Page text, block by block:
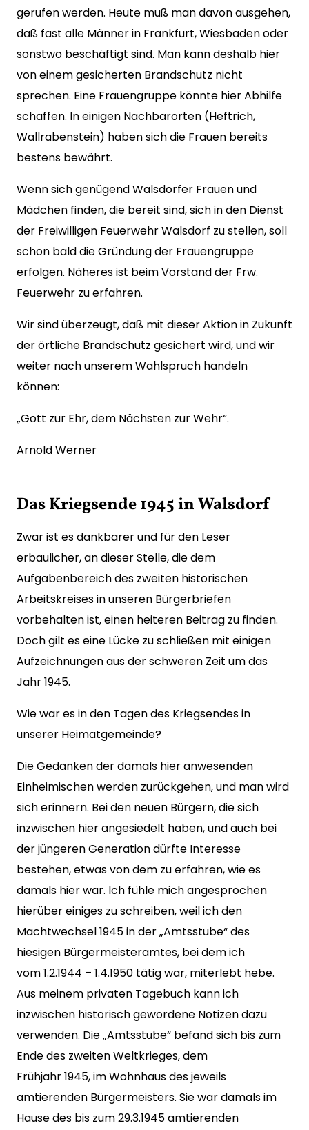
gerufen werden. Heute muß man davon ausgehen,
daß fast alle Männer in Frankfurt, Wiesbaden oder
sonstwo beschäftigt sind. Man kann deshalb hier
von einem gesicherten Brandschutz nicht
sprechen. Eine Frauengruppe könnte hier Abhilfe
schaffen. In einigen Nachbarorten (Heftrich,
Wallrabenstein) haben sich die Frauen bereits
bestens bewährt.
Wenn sich genügend Walsdorfer Frauen und
Mädchen finden, die bereit sind, sich in den Dienst
der Freiwilligen Feuerwehr Walsdorf zu stellen, soll
schon bald die Gründung der Frauengruppe
erfolgen. Näheres ist beim Vorstand der Frw.
Feuerwehr zu erfahren.
Wir sind überzeugt, daß mit dieser Aktion in Zukunft
der örtliche Brandschutz gesichert wird, und wir
weiter nach unserem Wahlspruch handeln
können:
„Gott zur Ehr, dem Nächsten zur Wehr“.
Arnold Werner
Das Kriegsende 1945 in Walsdorf
Zwar ist es dankbarer und für den Leser
erbaulicher, an dieser Stelle, die dem
Aufgabenbereich des zweiten historischen
Arbeitskreises in unseren Bürgerbriefen
vorbehalten ist, einen heiteren Beitrag zu finden.
Doch gilt es eine Lücke zu schließen mit einigen
Aufzeichnungen aus der schweren Zeit um das
Jahr 1945.
Wie war es in den Tagen des Kriegsendes in
unserer Heimatgemeinde?
Die Gedanken der damals hier anwesenden
Einheimischen werden zurückgehen, und man wird
sich erinnern. Bei den neuen Bürgern, die sich
inzwischen hier angesiedelt haben, und auch bei
der jüngeren Generation dürfte Interesse
bestehen, etwas von dem zu erfahren, wie es
damals hier war. Ich fühle mich angesprochen
hierüber einiges zu schreiben, weil ich den
Machtwechsel 1945 in der „Amtsstube“ des
hiesigen Bürgermeisteramtes, bei dem ich
vom 1.2.1944 – 1.4.1950 tätig war, miterlebt hebe.
Aus meinem privaten Tagebuch kann ich
inzwischen historisch gewordene Notizen dazu
verwenden. Die „Amtsstube“ befand sich bis zum
Ende des zweiten Weltkrieges, dem
Frühjahr 1945, im Wohnhaus des jeweils
amtierenden Bürgermeisters. Sie war damals im
Hause des bis zum 29.3.1945 amtierenden